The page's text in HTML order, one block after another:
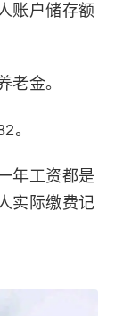
账户储存额
老金。
。
年工资都是
实际缴费记